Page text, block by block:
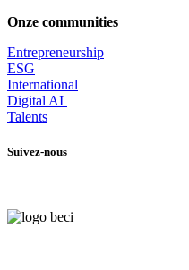
Onze communities
Entrepreneurship
ESG
International
Digital AI
Talents
Suivez-nous